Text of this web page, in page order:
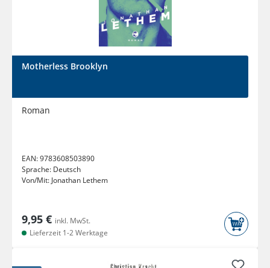
Motherless Brooklyn
Roman
EAN:9783608503890
Sprache: Deutsch
Von/Mit: Jonathan Lethem
9,95 € inkl. MwSt.
Lieferzeit 1-2 Werktage